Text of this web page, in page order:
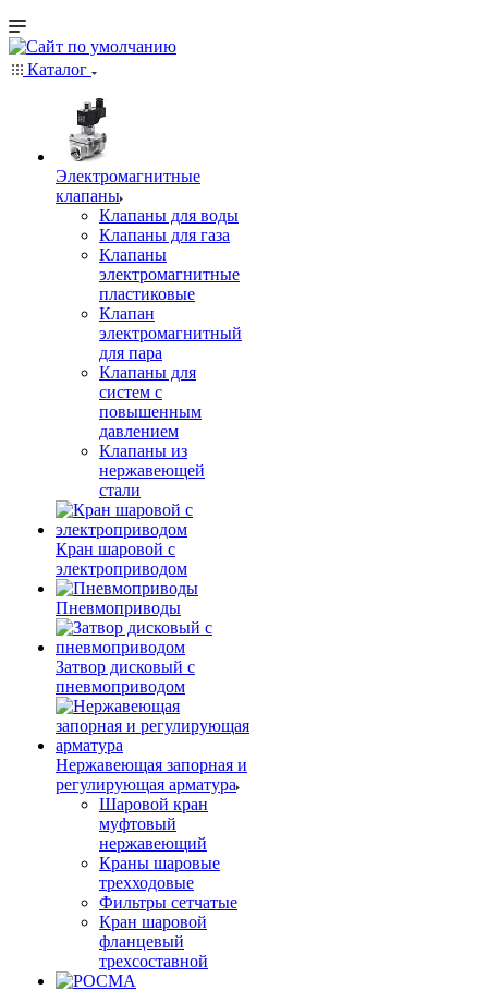
Каталог
Электромагнитные
клапаны
Клапаны для воды
Клапаны для газа
Клапаны
электромагнитные
пластиковые
Клапан
электромагнитный
для пара
Клапаны для
систем с
повышенным
давлением
Клапаны из
нержавеющей
стали
Кран шаровой с
электроприводом
Пневмоприводы
Затвор дисковый с
пневмоприводом
Нержавеющая запорная и
регулирующая арматура
Шаровой кран
муфтовый
нержавеющий
Краны шаровые
трехходовые
Фильтры сетчатые
Кран шаровой
фланцевый
трехсоставной